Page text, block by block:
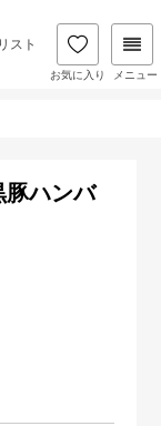
スト
お気に入り メニュー
豚ハンバ